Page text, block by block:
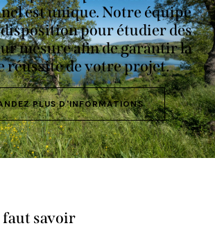
est unique. Notre équipe
pour étudier des
mesure afin de garantir la
réussite de votre projet.
PLUS D'INFORMATIONS
savoir